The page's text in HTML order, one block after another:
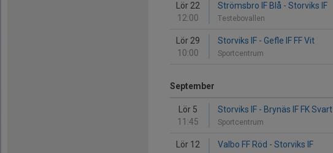
Lör 22
12:00
Strömsbro IF Blå - Storviks IF
Testebovallen
Lör 29
10:00
Storviks IF - Gefle IF FF Vit
Sportcentrum
September
Lör 5
11:45
Storviks IF - Brynäs IF FK Svart
Sportcentrum
Lör 12
Valbo FF Röd - Storviks IF